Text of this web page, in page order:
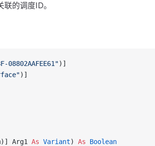
的调度ID。
08802AAFEE61")]
)]
Arg1 As Variant) As Boolean